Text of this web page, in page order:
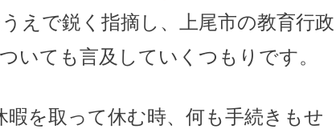
えで鋭く指摘し、上尾市の教育行政
いても言及していくつもりです。
暇を取って休む時、何も手続きもせ